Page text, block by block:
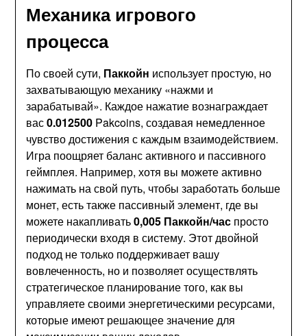
Механика игрового
процесса
По своей сути, Паккойн использует простую, но
захватывающую механику «нажми и
зарабатывай». Каждое нажатие вознаграждает
вас0.012500 Pakcoins, создавая немедленное
чувство достижения с каждым взаимодействием.
Игра поощряет баланс активного и пассивного
геймплея. Например, хотя вы можете активно
нажимать на свой путь, чтобы заработать больше
монет, есть также пассивный элемент, где вы
можете накапливать0,005 Паккойн/час просто
периодически входя в систему. Этот двойной
подход не только поддерживает вашу
вовлеченность, но и позволяет осуществлять
стратегическое планирование того, как вы
управляете своими энергетическими ресурсами,
которые имеют решающее значение для